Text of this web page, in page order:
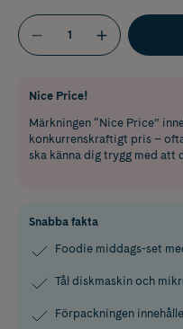
Nice Price!
Märkningen “Nice Price”
konkurrenskraftigt pris –
ska känna dig trygg med
Snabba fakta
Foodie middags-set
Tål diskmaskin och
Förpackningen